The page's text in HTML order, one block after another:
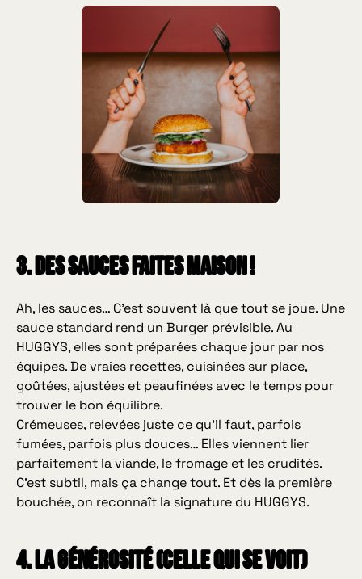
3. Des sauces faites maison !
Ah, les sauces… C’est souvent là que tout se joue. Une
sauce standard rend un Burger prévisible. Au
HUGGYS, elles sont préparées chaque jour par nos
équipes. De vraies recettes, cuisinées sur place,
goûtées, ajustées et peaufinées avec le temps pour
trouver le bon équilibre.
Crémeuses, relevées juste ce qu’il faut, parfois
fumées, parfois plus douces… Elles viennent lier
parfaitement la viande, le fromage et les crudités.
C’est subtil, mais ça change tout. Et dès la première
bouchée, on reconnaît la signature du HUGGYS.
4. La générosité (celle qui se voit)